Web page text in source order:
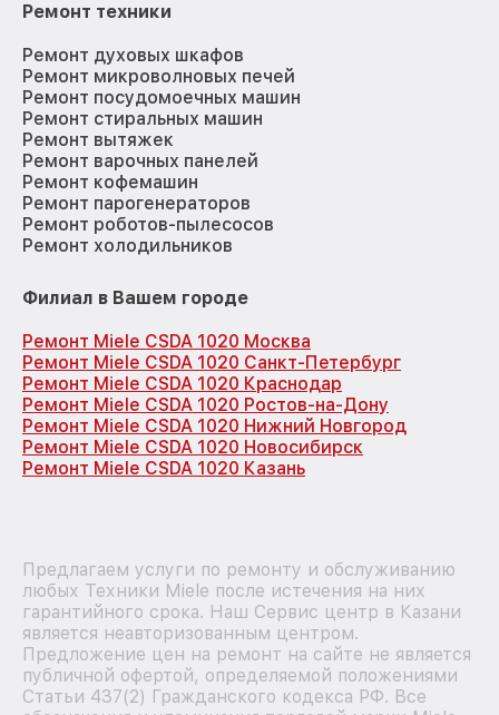
Ремонт техники
Ремонт духовых шкафов
Ремонт микроволновых печей
Ремонт посудомоечных машин
Ремонт стиральных машин
Ремонт вытяжек
Ремонт варочных панелей
Ремонт кофемашин
Ремонт парогенераторов
Ремонт роботов-пылесосов
Ремонт холодильников
Филиал в Вашем городе
Ремонт Miele CSDA 1020 Москва
Ремонт Miele CSDA 1020 Санкт-Петербург
Ремонт Miele CSDA 1020 Краснодар
Ремонт Miele CSDA 1020 Ростов-на-Дону
Ремонт Miele CSDA 1020 Нижний Новгород
Ремонт Miele CSDA 1020 Новосибирск
Ремонт Miele CSDA 1020 Казань
Предлагаем услуги по ремонту и обслуживанию
любых Техники Miele после истечения на них
гарантийного срока. Наш Сервис центр в Казани
является неавторизованным центром.
Предложение цен на ремонт на сайте не является
публичной офертой, определяемой положениями
Статьи 437(2) Гражданского кодекса РФ. Все